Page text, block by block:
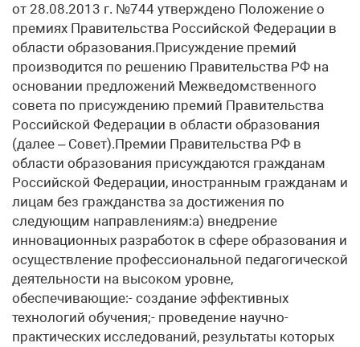
от 28.08.2013 г. №744 утверждено Положение о
премиях Правительства Российской Федерации в
области образования.Присуждение премий
производится по решению Правительства РФ на
основании предложений Межведомственного
совета по присуждению премий Правительства
Российской Федерации в области образования
(далее – Совет).Премии Правительства РФ в
области образования присуждаются гражданам
Российской Федерации, иностранным гражданам и
лицам без гражданства за достижения по
следующим направлениям:а) внедрение
инновационных разработок в сфере образования и
осуществление профессиональной педагогической
деятельности на высоком уровне,
обеспечивающие:- создание эффективных
технологий обучения;- проведение научно-
практических исследований, результаты которых